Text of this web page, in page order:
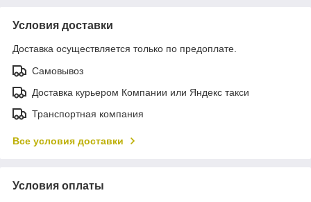
Условия доставки
Доставка осуществляется только по предоплате.
Самовывоз
Доставка курьером Компании или Яндекс такси
Транспортная компания
Все условия доставки
Условия оплаты